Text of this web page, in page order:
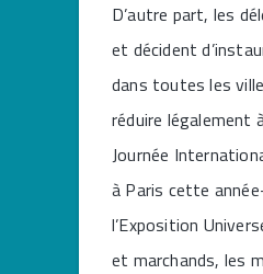
D’autre part, les
et décident
dans toutes les
réduire légalement
Journée
à Paris cette
l’Exposition
et marchands, les